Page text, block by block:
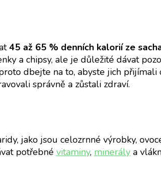
45 až 65 % denních kalorií ze
a chipsy, ale je důležité dávat
dbejte na to, abyste jich přijímali
správně a zůstali zdraví.
jako jsou celozrnné výrobky,
potřebné vitaminy, minerály a